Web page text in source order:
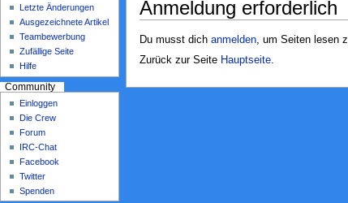
Anmeldung erforderlich
Du musst dich anmelden, um Seiten lesen
Zurück zur Seite Hauptseite.
Letzte Änderungen
Ausgezeichnete Artikel
Teambewerbung
Zufällige Seite
Hilfe
Community
Einloggen
Die Crew
Forum
IRC-Chat
Facebook
Twitter
Spenden